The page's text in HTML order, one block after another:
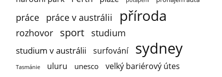
práce práce v austrálii příroda
rozhovor sport studium
studium v austrálii surfování sydney
Tasmánie uluru unesco velký bariérový útes